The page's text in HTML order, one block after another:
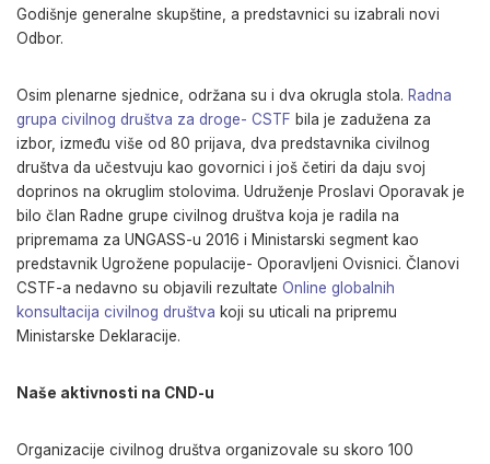
Godišnje generalne skupštine, a predstavnici su izabrali novi
Odbor.
Osim plenarne sjednice, održana su i dva okrugla stola. Radna
grupa civilnog društva za droge- CSTF bila je zadužena za
izbor, između više od 80 prijava, dva predstavnika civilnog
društva da učestvuju kao govornici i još četiri da daju svoj
doprinos na okruglim stolovima. Udruženje Proslavi Oporavak je
bilo član Radne grupe civilnog društva koja je radila na
pripremama za UNGASS-u 2016 i Ministarski segment kao
predstavnik Ugrožene populacije- Oporavljeni Ovisnici. Članovi
CSTF-a nedavno su objavili rezultate Online globalnih
konsultacija civilnog društva koji su uticali na pripremu
Ministarske Deklaracije.
Naše aktivnosti na CND-u
Organizacije civilnog društva organizovale su skoro 100